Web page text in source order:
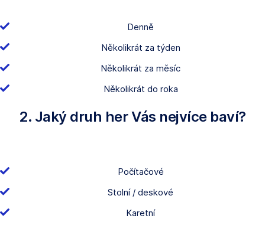
Denně
Několikrát za týden
Několikrát za měsíc
Několikrát do roka
2. Jaký druh her Vás nejvíce baví?
Počítačové
Stolní / deskové
Karetní